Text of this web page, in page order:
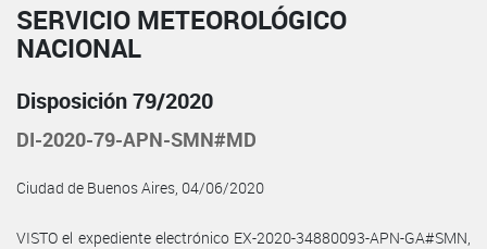
SERVICIO METEOROLÓGICO
NACIONAL
Disposición 79/2020
DI-2020-79-APN-SMN#MD
Ciudad de Buenos Aires, 04/06/2020
VISTO el expediente electrónico EX-2020-34880093-APN-GA#SMN,